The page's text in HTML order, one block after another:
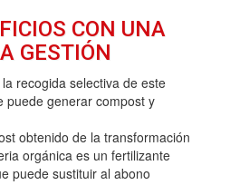
CON UNA
GESTIÓN
recogida selectiva de este
puede generar compost y
obtenido de la transformación
orgánica es un fertilizante
puede sustituir al abono